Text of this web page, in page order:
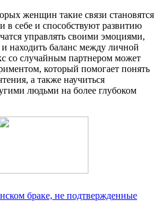
женщин такие связи становятся
в себе и способствуют развитию
управлять своими эмоциями,
находить баланс между личной
со случайным партнером может
который помогает понять
а также научиться
людьми на более глубоком
браке, не подтвержденные